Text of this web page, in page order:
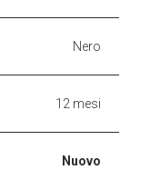
Nero
12 mesi
Nuovo